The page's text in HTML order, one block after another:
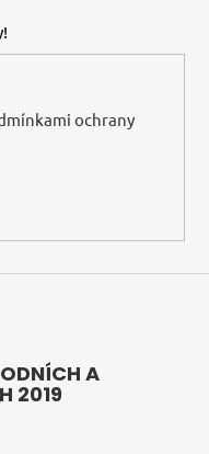
ochrany
A
2019